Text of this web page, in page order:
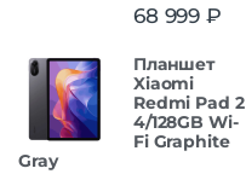
68 999 ₽
Планшет
Xiaomi
Redmi Pad 2
4/128GB Wi-
Fi Graphite
Gray